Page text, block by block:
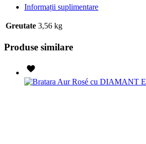
Informații suplimentare
Greutate 3,56 kg
Produse similare